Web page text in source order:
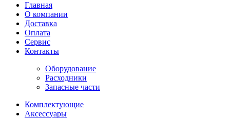
Главная
О компании
Доставка
Оплата
Сервис
Контакты
Оборудование
Расходники
Запасные части
Комплектующие
Аксессуары